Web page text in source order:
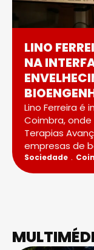
LINO
NA
Lino Ferreira é
Coimbra,
Terapias
empresas de
Sociedade